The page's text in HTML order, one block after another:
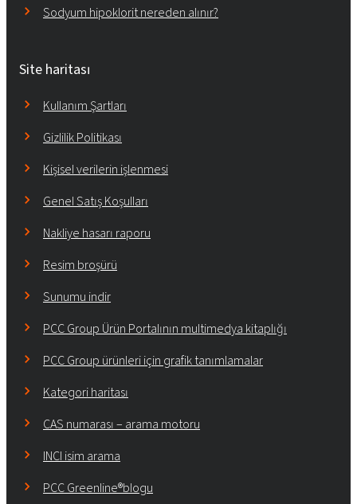
Sodyum hipoklorit nereden alınır?
Site haritası
Kullanım Şartları
Gizlilik Politikası
Kişisel verilerin işlenmesi
Genel Satış Koşulları
Nakliye hasarı raporu
Resim broşürü
Sunumu indir
PCC Group Ürün Portalının multimedya kitaplığı
PCC Group ürünleri için grafik tanımlamalar
Kategori haritası
CAS numarası – arama motoru
INCI isim arama
PCC Greenline®blogu